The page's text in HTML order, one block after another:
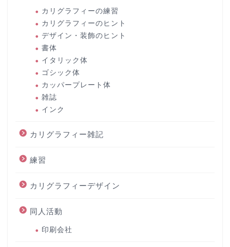
カリグラフィーの練習
カリグラフィーのヒント
デザイン・装飾のヒント
書体
イタリック体
ゴシック体
カッパープレート体
雑誌
インク
カリグラフィー雑記
練習
カリグラフィーデザイン
同人活動
印刷会社